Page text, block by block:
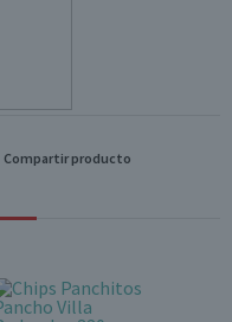
Compartir producto